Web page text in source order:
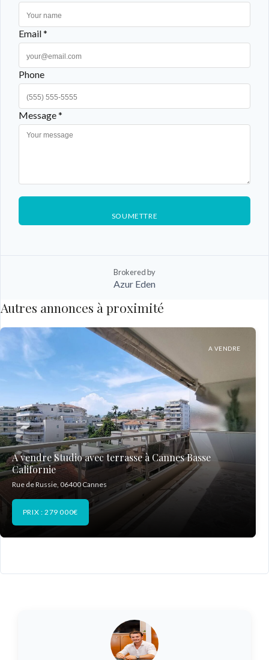
Email *
Phone
Message *
SOUMETTRE
Brokered by
Azur Eden
Autres annonces à proximité
A VENDRE
A vendre Studio avec terrasse à Cannes Basse
Californie
Rue de Russie, 06400 Cannes
PRIX : 279 000€